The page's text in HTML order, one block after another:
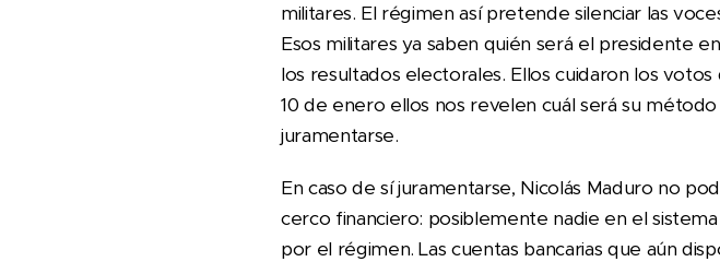
militares. El régimen así pretende silenciar las
Esos militares ya saben quién será el presidente
los resultados electorales. Ellos cuidaron los
10 de enero ellos nos revelen cuál será su
juramentarse.
En caso de sí juramentarse, Nicolás Maduro no
cerco financiero: posiblemente nadie en el
por el régimen. Las cuentas bancarias que aún